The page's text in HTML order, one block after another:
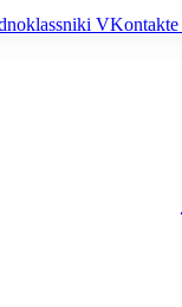
‫VKontakte